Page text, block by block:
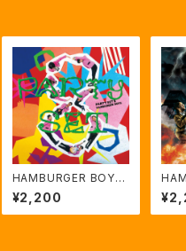
HAMBURGER BOYS
「PARTY SET8」
¥2,200
「